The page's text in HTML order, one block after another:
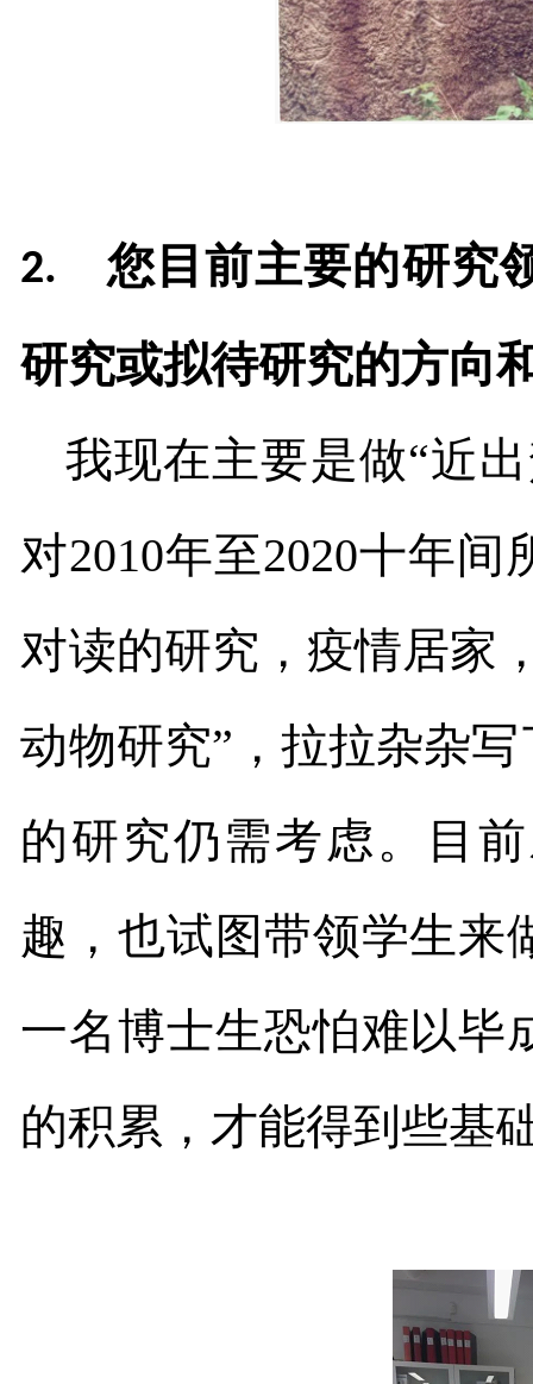
2.您目前主要的研究
研究或拟待研究的方向
我现在主要是做“近
对2010年至2020十年间
对读的研究，疫情居家
动物研究”，拉拉杂杂
的研究仍需考虑。目
趣，也试图带领学生来
一名博士生恐怕难以毕
的积累，才能得到些基